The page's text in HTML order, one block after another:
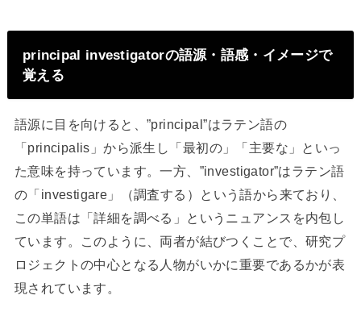
principal investigatorの語源・語感・イメージで
覚える
語源に目を向けると、”principal”はラテン語の
「principalis」から派生し「最初の」「主要な」といっ
た意味を持っています。一方、”investigator”はラテン語
の「investigare」（調査する）という語から来ており、
この単語は「詳細を調べる」というニュアンスを内包し
ています。このように、両者が結びつくことで、研究プ
ロジェクトの中心となる人物がいかに重要であるかが表
現されています。